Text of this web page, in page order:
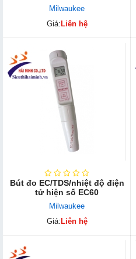
Milwaukee
Giá: Liên hệ
Bút đo EC/TDS/nhiệt độ điện
tử hiện số EC60
Milwaukee
Giá: Liên hệ